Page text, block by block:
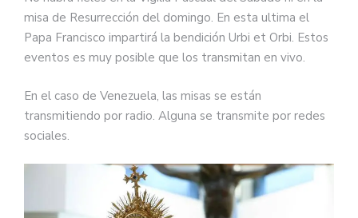
misa de Resurrección del domingo. En esta ultima el
Papa Francisco impartirá la bendición Urbi et Orbi. Estos
eventos es muy posible que los transmitan en vivo.
En el caso de Venezuela, las misas se están
transmitiendo por radio. Alguna se transmite por redes
sociales.